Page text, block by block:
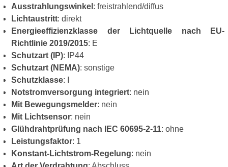
Ausstrahlungswinkel : freistrahlend/diffus
Lichtaustritt: direkt
Energieeffizienzklasse der Lichtquelle nach EU-
Richtlinie 2019/2015: E
Schutzart (IP): IP44
Schutzart (NEMA): sonstige
Schutzklasse: I
Notstromversorgung integriert: nein
Mit Bewegungsmelder: nein
Mit Lichtsensor: nein
Glühdrahtprüfung nach IEC 60695-2-11: ohne
Leistungsfaktor: 1
Konstant-Lichtstrom-Regelung: nein